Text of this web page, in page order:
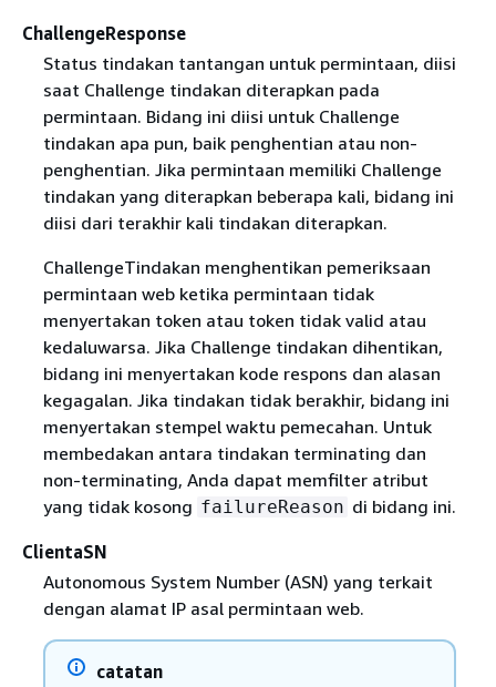
ChallengeResponse
Status tindakan tantangan untuk permintaan, diisi
saat Challenge tindakan diterapkan pada
permintaan. Bidang ini diisi untuk Challenge
tindakan apa pun, baik penghentian atau non-
penghentian. Jika permintaan memiliki Challenge
tindakan yang diterapkan beberapa kali, bidang ini
diisi dari terakhir kali tindakan diterapkan.
ChallengeTindakan menghentikan pemeriksaan
permintaan web ketika permintaan tidak
menyertakan token atau token tidak valid atau
kedaluwarsa. Jika Challenge tindakan dihentikan,
bidang ini menyertakan kode respons dan alasan
kegagalan. Jika tindakan tidak berakhir, bidang ini
menyertakan stempel waktu pemecahan. Untuk
membedakan antara tindakan terminating dan
non-terminating, Anda dapat memfilter atribut
yang tidak kosong failureReason di bidang ini.
ClientaSN
Autonomous System Number (ASN) yang terkait
dengan alamat IP asal permintaan web.
catatan